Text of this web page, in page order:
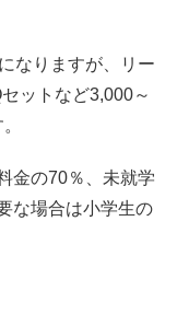
なりますが、リー
ットなど3,000～
金の70％、未就学
な場合は小学生の